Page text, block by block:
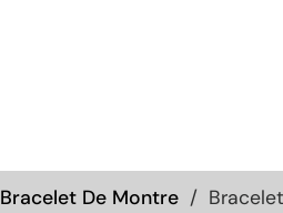
Bracelet De Montre